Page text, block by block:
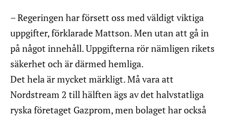
– Regeringen har försett oss med väldigt viktiga
uppgifter, förklarade Mattson. Men utan att gå in
på något innehåll. Uppgifterna rör nämligen rikets
säkerhet och är därmed hemliga.
Det hela är mycket märkligt. Må vara att
Nordstream 2 till hälften ägs av det halvstatliga
ryska företaget Gazprom, men bolaget har också